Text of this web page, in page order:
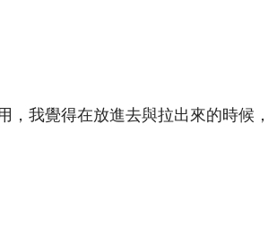
我覺得在放進去與拉出來的時候，